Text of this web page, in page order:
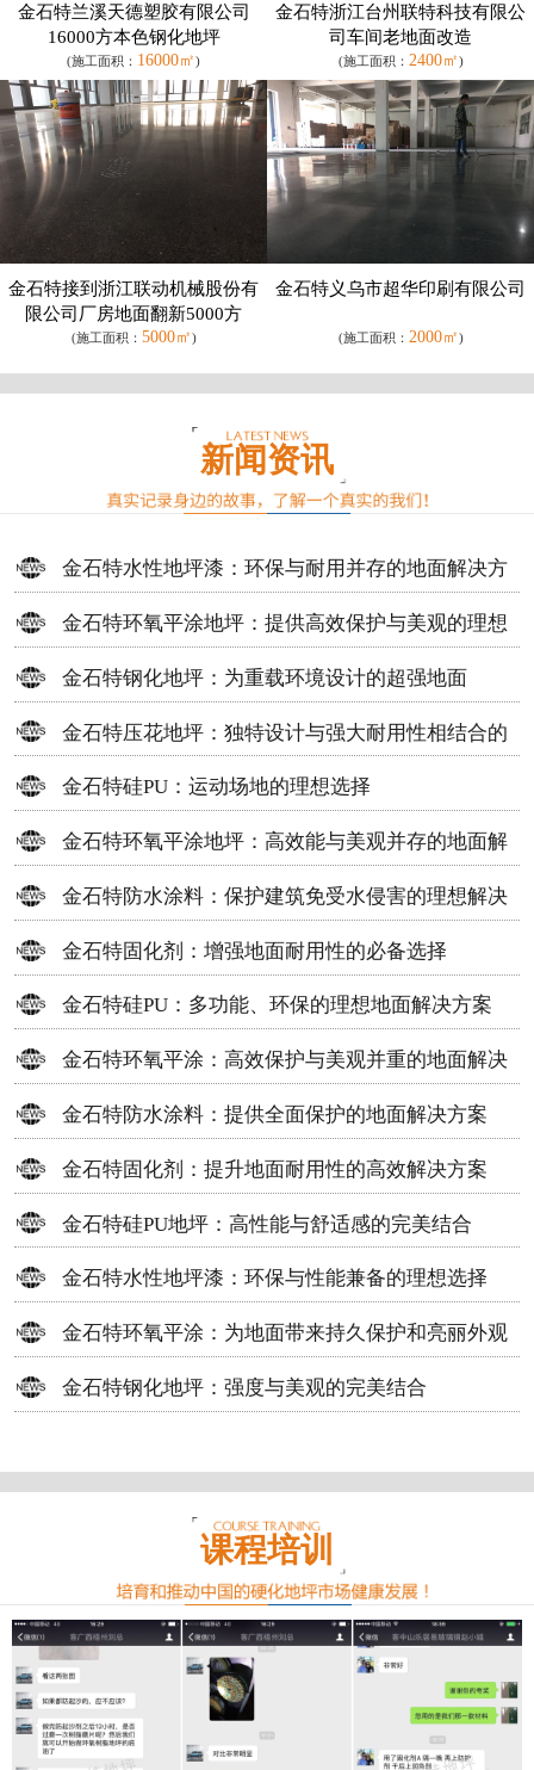
金石特兰溪天德塑胶有限公司
16000方本色钢化地坪
(施工面积： 16000㎡)
金石特浙江台州联特科技有限公
司车间老地面改造
(施工面积： 2400㎡)
金石特接到浙江联动机械股份有
限公司厂房地面翻新5000方
(施工面积： 5000㎡)
金石特义乌市超华印刷有限公司
(施工面积： 2000㎡)
新闻资讯
金石特水性地坪漆：环保与耐用并存的地面解决方
案
金石特环氧平涂地坪：提供高效保护与美观的理想
选择
金石特钢化地坪：为重载环境设计的超强地面
金石特压花地坪：独特设计与强大耐用性相结合的
地面材料
金石特硅PU：运动场地的理想选择
金石特环氧平涂地坪：高效能与美观并存的地面解
决方案
金石特防水涂料：保护建筑免受水侵害的理想解决
方案
金石特固化剂：增强地面耐用性的必备选择
金石特硅PU：多功能、环保的理想地面解决方案
金石特环氧平涂：高效保护与美观并重的地面解决
方案
金石特防水涂料：提供全面保护的地面解决方案
金石特固化剂：提升地面耐用性的高效解决方案
金石特硅PU地坪：高性能与舒适感的完美结合
金石特水性地坪漆：环保与性能兼备的理想选择
金石特环氧平涂：为地面带来持久保护和亮丽外观
金石特钢化地坪：强度与美观的完美结合
课程培训